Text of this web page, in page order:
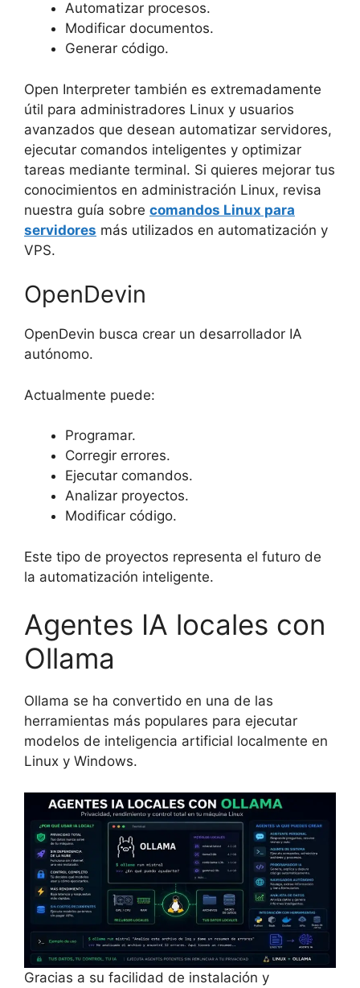
Automatizar procesos.
Modificar documentos.
Generar código.
Open Interpreter también es extremadamente
útil para administradores Linux y usuarios
avanzados que desean automatizar servidores,
ejecutar comandos inteligentes y optimizar
tareas mediante terminal. Si quieres mejorar tus
conocimientos en administración Linux, revisa
nuestra guía sobre comandos Linux para
servidores más utilizados en automatización y
VPS.
OpenDevin
OpenDevin busca crear un desarrollador IA
autónomo.
Actualmente puede:
Programar.
Corregir errores.
Ejecutar comandos.
Analizar proyectos.
Modificar código.
Este tipo de proyectos representa el futuro de
la automatización inteligente.
Agentes IA locales con
Ollama
Ollama se ha convertido en una de las
herramientas más populares para ejecutar
modelos de inteligencia artificial localmente en
Linux y Windows.
Gracias a su facilidad de instalación y